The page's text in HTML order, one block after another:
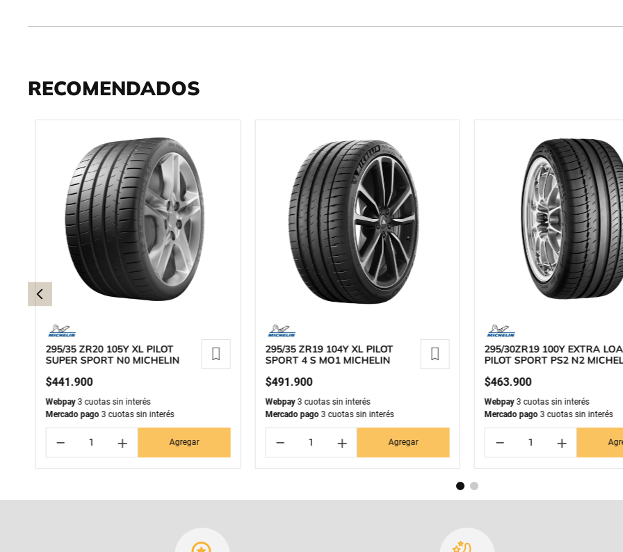
RECOMENDADOS
295/35 ZR20 105Y XL PILOT
SUPER SPORT N0 MICHELIN
$441.900
Webpay3 cuotas sin interés
Mercado pago3 cuotas sin interés
＋
－ Agregar
295/35 ZR19 104Y XL PILOT
SPORT 4 S MO1 MICHELIN
$491.900
Webpay3 cuotas sin interés
Mercado pago3 cuotas sin interés
＋
－ Agregar
295/30ZR19 100Y EXTRA
PILOT SPORT PS2 N2
$463.900
Webpay 3 cuotas sin interés
Mercado pago 3 cuotas sin interés
＋
－